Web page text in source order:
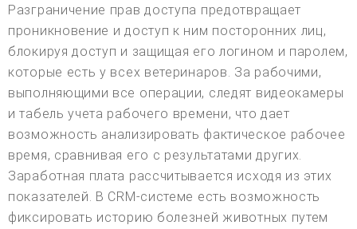
Разграничение прав доступа предотвращает
проникновение и доступ к ним посторонних лиц,
блокируя доступ и защищая его логином и паролем,
которые есть у всех ветеринаров. За рабочими,
выполняющими все операции, следят видеокамеры
и табель учета рабочего времени, что дает
возможность анализировать фактическое рабочее
время, сравнивая его с результатами других.
Заработная плата рассчитывается исходя из этих
показателей. В CRM-системе есть возможность
фиксировать историю болезней животных путем